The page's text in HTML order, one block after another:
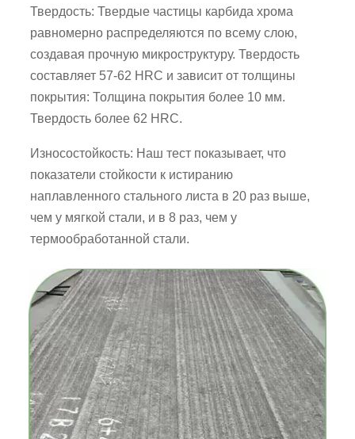
Твердость: Твердые частицы карбида хрома
равномерно распределяются по всему слою,
создавая прочную микроструктуру. Твердость
составляет 57-62 HRC и зависит от толщины
покрытия: Толщина покрытия более 10 мм.
Твердость более 62 HRC.
Износостойкость: Наш тест показывает, что
показатели стойкости к истиранию
наплавленного стального листа в 20 раз выше,
чем у мягкой стали, и в 8 раз, чем у
термообработанной стали.